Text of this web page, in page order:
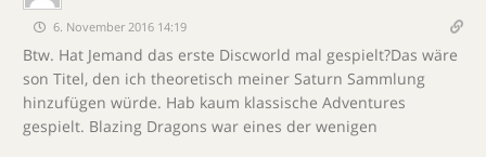
6. November 2016 14:19
Btw. Hat Jemand das erste Discworld mal gespielt?Das wäre
son Titel, den ich theoretisch meiner Saturn Sammlung
hinzufügen würde. Hab kaum klassische Adventures
gespielt. Blazing Dragons war eines der wenigen